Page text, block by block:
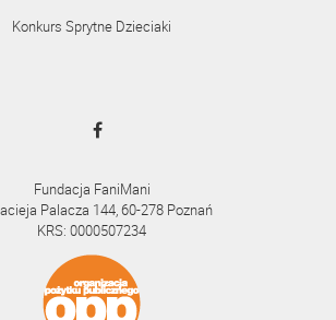
Konkurs Sprytne Dzieciaki
Fundacja FaniMani
Palacza 144, 60-278 Poznań
KRS: 0000507234